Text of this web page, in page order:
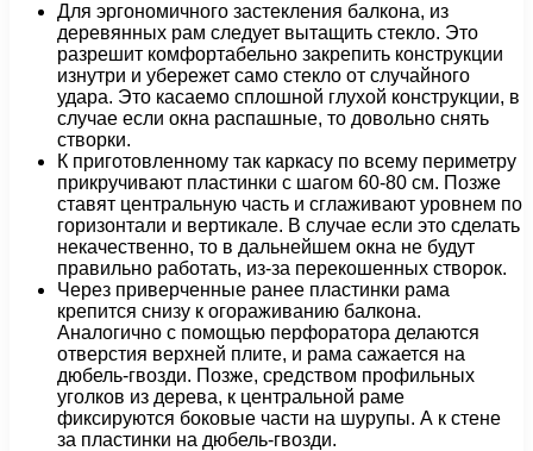
Для эргономичного застекления балкона, из
деревянных рам следует вытащить стекло. Это
разрешит комфортабельно закрепить конструкции
изнутри и убережет само стекло от случайного
удара. Это касаемо сплошной глухой конструкции, в
случае если окна распашные, то довольно снять
створки.
К приготовленному так каркасу по всему периметру
прикручивают пластинки с шагом 60-80 см. Позже
ставят центральную часть и сглаживают уровнем по
горизонтали и вертикале. В случае если это сделать
некачественно, то в дальнейшем окна не будут
правильно работать, из-за перекошенных створок.
Через приверченные ранее пластинки рама
крепится снизу к огораживанию балкона.
Аналогично с помощью перфоратора делаются
отверстия верхней плите, и рама сажается на
дюбель-гвозди. Позже, средством профильных
уголков из дерева, к центральной раме
фиксируются боковые части на шурупы. А к стене
за пластинки на дюбель-гвозди.